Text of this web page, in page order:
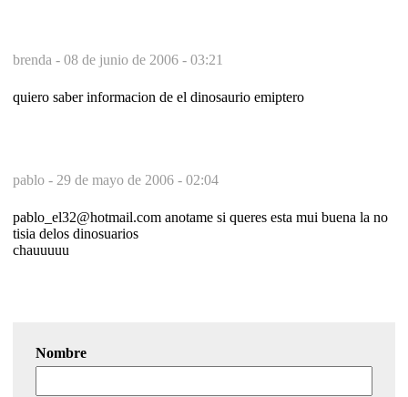
brenda - 08 de junio de 2006 - 03:21
quiero saber informacion de el dinosaurio emiptero
pablo - 29 de mayo de 2006 - 02:04
pablo_el32@hotmail.com anotame si queres esta mui buena la no
tisia delos dinosuarios
chauuuuu
Nombre